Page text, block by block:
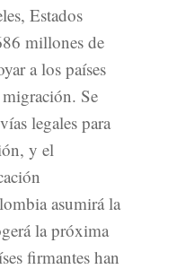
Estados
millones de
a los países
Se
legales para
y el
asumirá la
la próxima
firmantes han